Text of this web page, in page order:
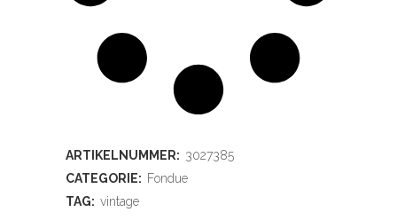
ARTIKELNUMMER: 3027385
CATEGORIE: Fondue
TAG: vintage